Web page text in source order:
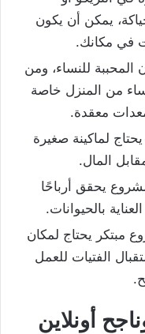
يمكن أن يكون
في مكانك.
للنساء، ومن
من المنزل خاصة
معقدة.
لماكينة صغيرة
المال.
يحقق أرباحًا
بالحيوانات.
مبتكر يحتاج لمكان
الفتيات للعمل
أونلاين